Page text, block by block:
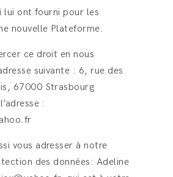
lui ont fourni pour les
nouvelle Plateforme.
ce droit en nous
suivante : 6, rue des
67000 Strasbourg
:
vous adresser à notre
des données: Adeline